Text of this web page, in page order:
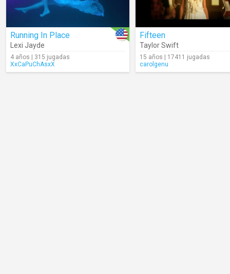
Running In Place
Lexi Jayde
4 años | 315 jugadas
XxCaPuChAsxX
Fifteen
Taylor Swift
15 años | 17411 jugadas
carolgenu